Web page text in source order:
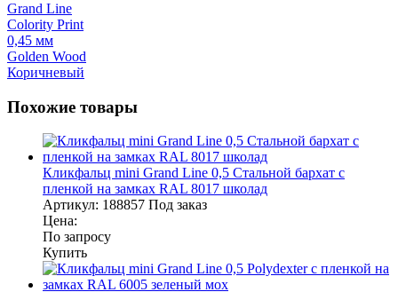
Grand Line
Colority Print
0,45 мм
Golden Wood
Коричневый
Похожие товары
Кликфальц mini Grand Line 0,5 Стальной бархат с
пленкой на замках RAL 8017 школад
Артикул: 188857 Под заказ
Цена:
По запросу
Купить